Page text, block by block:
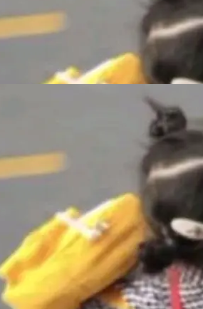
式将被拒绝 修复了 C
在的问题 如果表单中
中，则它们将不再关
式发版的 PG 19，则
PG 18 Beta1 时间点
样交由 AI 分析提炼。
人满意。这一方法也为
踪新版本的思路。
工作、家务、社交生活
是 libexpat 维护者 S
里的话。8 月 4 日，
2026 年 8 月 1 日起，
了，最长 6 个月。发
览器、无数的基础设
而过去十年，维护它
，具体更新内容如
包含多项增强功能：
a>）</l
题转交给搜索引擎。
show_
点是：容器不适合 Ag
Isolate。 Cloudflare
可谦虚的——他们用 W
用 CEO Matthew Pri
都在用 Isolate 运行代
器，它们需要的是 Iso
容器的问题在于启动
要执行的任务可能
，但容器从冷启动到
记录回应苹果
this wron
OpenAI 告上法庭，指
取商业秘密。苹果的诉
系统性地从前东家挖
。 OpenAI 没发律师
它在官网贴了一篇博
is getting this wro
上架WorkBu
能干活的AI办公
鸿蒙PC版上架HUAWE
，直接下载即可使